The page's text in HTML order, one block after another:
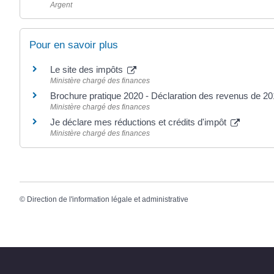
Argent
Pour en savoir plus
Le site des impôts
Ministère chargé des finances
Brochure pratique 2020 - Déclaration des revenus de
Ministère chargé des finances
Je déclare mes réductions et crédits d'impôt
Ministère chargé des finances
© Direction de l'information légale et administrative